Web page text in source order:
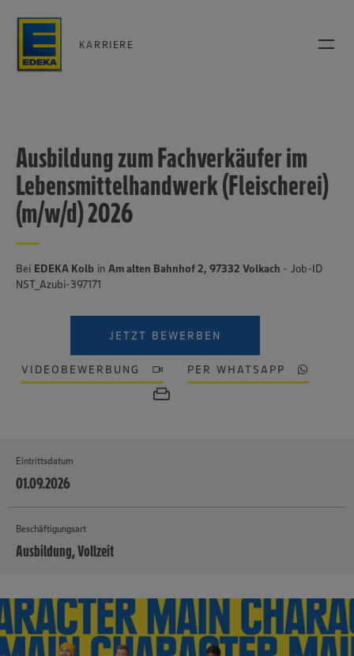
KARRIERE
Ausbildung zum Fachverkäufer im
Lebensmittelhandwerk (Fleischerei)
(m/w/d) 2026
Bei EDEKA Kolb in Am alten Bahnhof 2, 97332 Volkach - Job-ID
NST_Azubi-397171
JETZT BEWERBEN
VIDEOBEWERBUNG PER WHATSAPP
Eintrittsdatum
01.09.2026
Beschäftigungsart
Ausbildung, Vollzeit